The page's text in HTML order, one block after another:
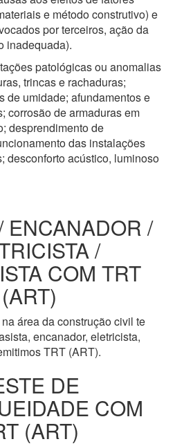
e método construtivo) e
por terceiros, ação da
inadequada).
patológicas ou anomalias
trincas e rachaduras;
de umidade; afundamentos e
corrosão de armaduras em
desprendimento de
das instalações
desconforto acústico, luminoso
ENCANADOR /
/
COM TRT
(ART)
área da construção civil te
encanador, eletricista,
TRT (ART).
DE
COM
(ART)